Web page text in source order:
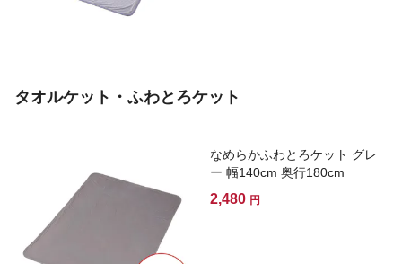
タオルケット・ふわとろケット
なめらかふわとろケット グレ
ー 幅140cm 奥行180cm
2,480 円